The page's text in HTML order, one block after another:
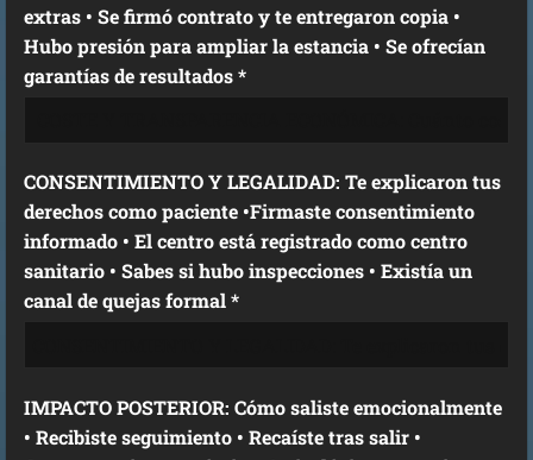
extras • Se firmó contrato y te entregaron copia •
Hubo presión para ampliar la estancia • Se ofrecían
garantías de resultados *
CONSENTIMIENTO Y LEGALIDAD: Te explicaron tus
derechos como paciente •Firmaste consentimiento
informado • El centro está registrado como centro
sanitario • Sabes si hubo inspecciones • Existía un
canal de quejas formal *
IMPACTO POSTERIOR: Cómo saliste emocionalmente
• Recibiste seguimiento • Recaíste tras salir •